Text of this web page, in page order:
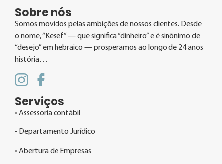
Sobre nós
Somos movidos pelas ambições de nossos clientes. Desde
o nome, “Kesef” — que significa “dinheiro” e é sinônimo de
“desejo” em hebraico — prosperamos ao longo de 24 anos
história…
Serviços
• Assessoria contábil
• Departamento Jurídico
• Abertura de Empresas